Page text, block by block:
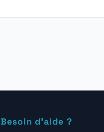
Besoin d'aide ?